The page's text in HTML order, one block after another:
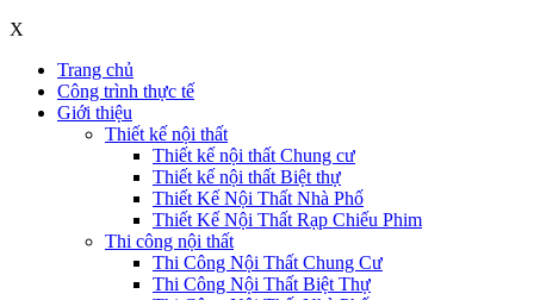
X
Trang chủ
Công trình thực tế
Giới thiệu
Thiết kế nội thất
Thiết kế nội thất Chung cư
Thiết kế nội thất Biệt thự
Thiết Kế Nội Thất Nhà Phố
Thiết Kế Nội Thất Rạp Chiếu Phim
Thi công nội thất
Thi Công Nội Thất Chung Cư
Thi Công Nội Thất Biệt Thự